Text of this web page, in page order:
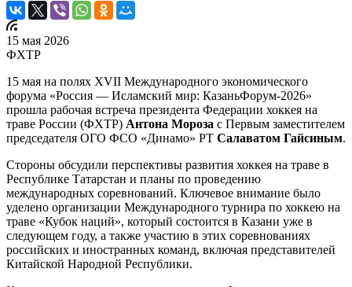
15 мая 2026
ФХТР
15 мая на полях XVII Международного экономического
форума «Россия — Исламский мир: КазаньФорум-2026»
прошла рабочая встреча президента Федерации хоккея на
траве России (ФХТР) Антона Мороза с Первым заместителем
председателя ОГО ФСО «Динамо» РТ Салаватом Гайсиным.
Стороны обсудили перспективы развития хоккея на траве в
Республике Татарстан и планы по проведению
международных соревнований. Ключевое внимание было
уделено организации Международного турнира по хоккею на
траве «Кубок наций», который состоится в Казани уже в
следующем году, а также участию в этих соревнованиях
российских и иностранных команд, включая представителей
Китайской Народной Республики.